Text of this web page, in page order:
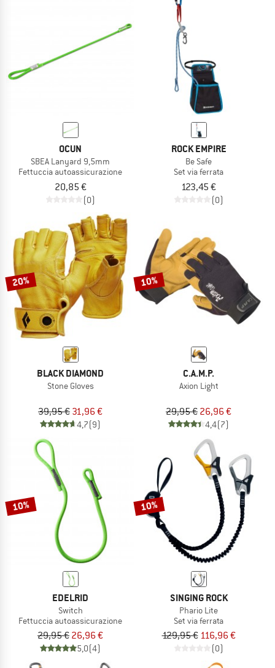
OCUN
SBEA Lanyard 9,5mm
Fettuccia autoassicurazione
20,85 €
(0)
ROCK EMPIRE
Be Safe
Set via ferrata
123,45 €
(0)
20%
BLACK DIAMOND
Stone Gloves
39,95 € 31,96 €
4,7(9)
10%
C.A.M.P.
Axion Light
29,95 € 26,96 €
4,4(7)
10%
EDELRID
Switch
Fettuccia autoassicurazione
29,95 € 26,96 €
5,0(4)
10%
SINGING ROCK
Phario Lite
Set via ferrata
129,95 € 116,96 €
(0)